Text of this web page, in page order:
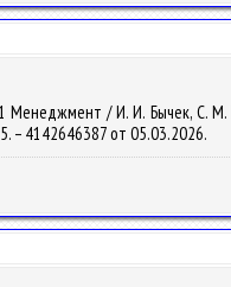
/ И. И. Бычек, С.
– 4142646387 от 05.03.2026.